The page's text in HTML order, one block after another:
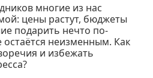
многие из нас
цены растут, бюджеты
подарить нечто по-
неизменным. Как
и избежать